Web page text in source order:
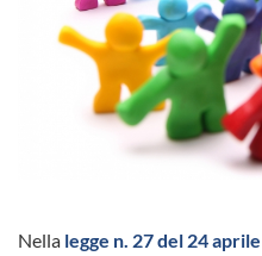
Nella legge n. 27 del 24